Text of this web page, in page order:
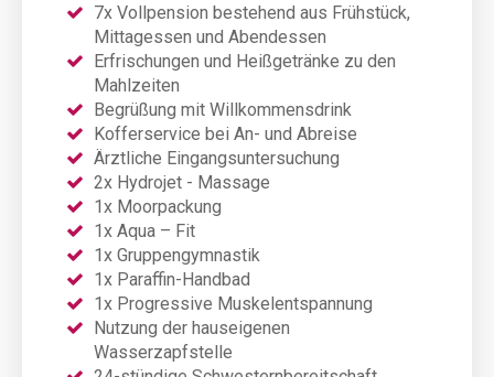
7x Vollpension bestehend aus Frühstück,
Mittagessen und Abendessen
Erfrischungen und Heißgetränke zu den
Mahlzeiten
Begrüßung mit Willkommensdrink
Kofferservice bei An- und Abreise
Ärztliche Eingangsuntersuchung
2x Hydrojet - Massage
1x Moorpackung
1x Aqua – Fit
1x Gruppengymnastik
1x Paraffin-Handbad
1x Progressive Muskelentspannung
Nutzung der hauseigenen
Wasserzapfstelle